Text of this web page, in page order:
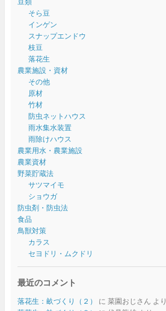
そら豆
インゲン
スナップエンドウ
枝豆
落花生
農業施設・資材
その他
原材
竹材
防虫ネットハウス
雨水集水装置
雨除けハウス
農業用水・農業施設
農業資材
野菜貯蔵法
サツマイモ
ショウガ
防虫剤・防虫法
食品
鳥獣対策
カラス
セヨドリ・ムクドリ
最近のコメント
落花生：畝づくり（２） に 菜園おじさん より